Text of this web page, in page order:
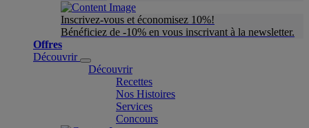
Inscrivez-vous et économisez 10%!
Bénéficiez de -10% en vous inscrivant à la newsletter.
Offres
Découvrir
Découvrir
Recettes
Nos Histoires
Services
Concours